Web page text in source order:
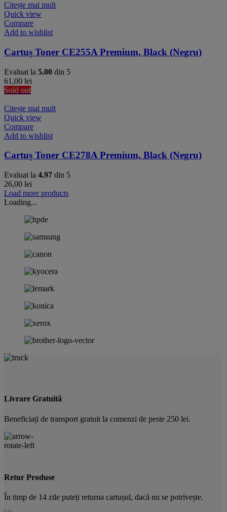
Citește mai mult
Quick view
Compare
Add to wishlist
Cartuș Toner CE255A Premium, Black (Negru)
Evaluat la 5.00 din 5
61,00 lei
Sold out
Citește mai mult
Quick view
Compare
Add to wishlist
Cartuș Toner CE278A Premium, Black (Negru)
Evaluat la 4.97 din 5
26,00 lei
Load more products
Loading...
Livrare Gratuită
Beneficiați de transport gratuit la comenzi de peste 250 lei.
Retur Produse
În timp de 14 zile puteți returna cartușul, dacă nu se potrivește.